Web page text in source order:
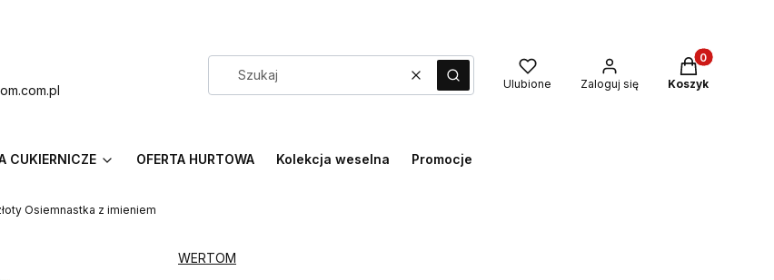
WyczyśćSzukaj Ulubione Zaloguj się
Produkty w
Koszyk
CUKIERNICZE OFERTA HURTOWA Kolekcja weselna Promocje
Osiemnastka z imieniem
WERTOM